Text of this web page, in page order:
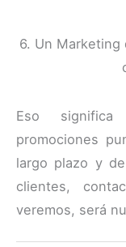
6. Un Marketing
Eso
promociones
largo plazo y
clientes,
veremos, será